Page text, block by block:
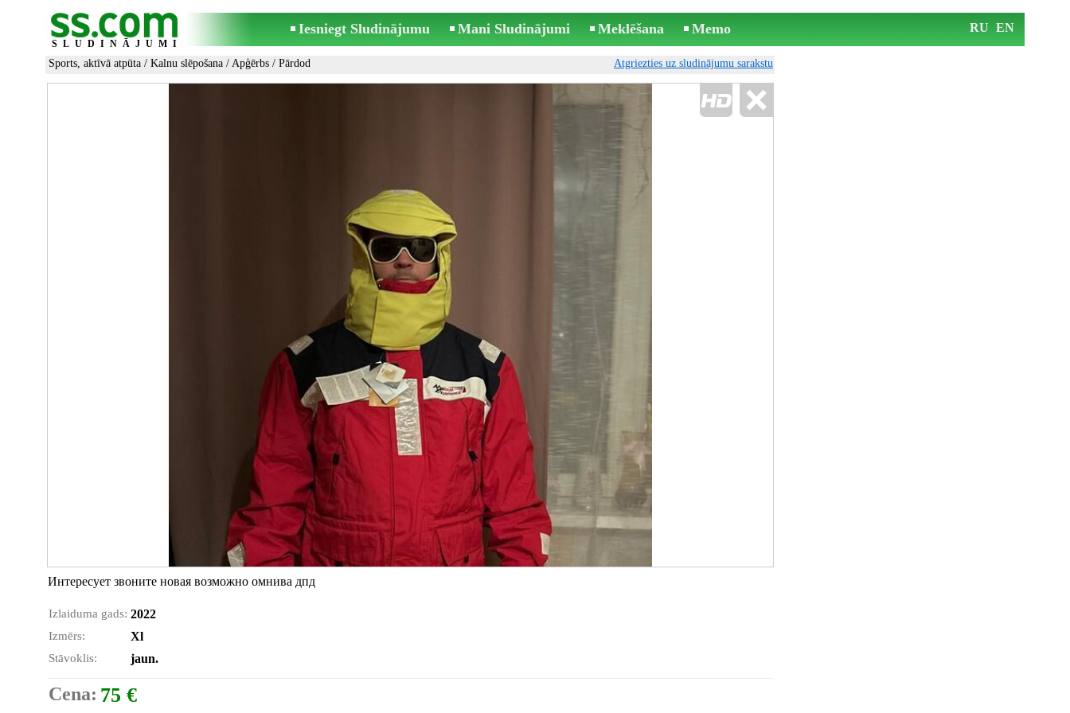
SLUDINĀJUMI
Iesniegt Sludinājumu Mani Sludinājumi Meklēšana Memo RU EN
Sports, aktīvā atpūta / Kalnu slēpošana / Apģērbs / Pārdod Atgriezties uz sludinājumu sarakstu
Интересует звоните новая возможно омнива дпд
Izlaiduma gads: 2022
Izmērs: Xl
Stāvoklis: jaun.
Cena: 75 €